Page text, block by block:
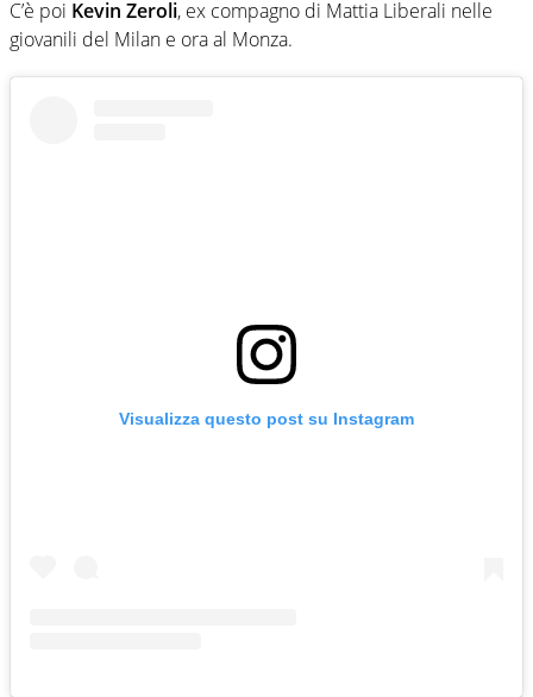
C’è poi Kevin Zeroli, ex compagno di Mattia Liberali nelle
giovanili del Milan e ora al Monza.
Visualizza questo post su Instagram